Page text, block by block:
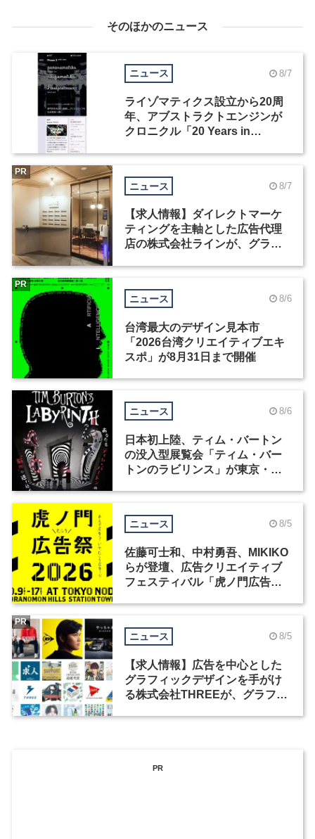
そのほかのニュース
ニュース 8/7
ライゾマティクス設立から20周
年、アブストラクトエンジンが
クロニクル「20 Years in
ニュース 8/7
【求人情報】ダイレクトマーケ
ティングを主軸とした広告代理
店の株式会社ラインが、グラフ
PR
ニュース 8/6
台湾最大のデザイン見本市
「2026台湾クリエイティブエキ
スポ」が8月31日まで開催
PR
ニュース 8/6
日本初上陸、ティム・バートン
の没入型展覧会「ティム・バー
トンのラビリンス」が東京・豊
ニュース 8/5
佐藤可士和、中村勇吾、MIKIKO
らが登壇、広告クリエイティブ
フェスティバル「虎ノ門広告
ニュース 8/5
【求人情報】広告を中心とした
グラフィックデザインを手がけ
る株式会社THREEが、グラフィ
PR
PR